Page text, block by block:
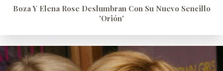
Boza Y Elena Rose Deslumbran Con Su Nuevo Sencillo
'Orión'